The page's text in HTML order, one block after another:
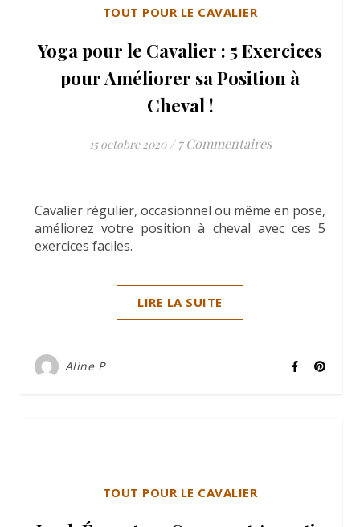
TOUT POUR LE CAVALIER
Yoga pour le Cavalier : 5 Exercices
pour Améliorer sa Position à
Cheval !
15 octobre 2020 / 7 Commentaires
Cavalier régulier, occasionnel ou même en pose,
améliorez votre position à cheval avec ces 5
exercices faciles.
LIRE LA SUITE
Aline P
TOUT POUR LE CAVALIER